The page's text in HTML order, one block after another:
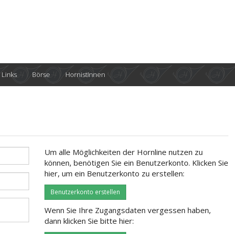
Links Börse HornistInnen
Um alle Möglichkeiten der Hornline nutzen zu
können, benötigen Sie ein Benutzerkonto. Klicken Sie
hier, um ein Benutzerkonto zu erstellen:
Benutzerkonto erstellen
Wenn Sie Ihre Zugangsdaten vergessen haben,
dann klicken Sie bitte hier: